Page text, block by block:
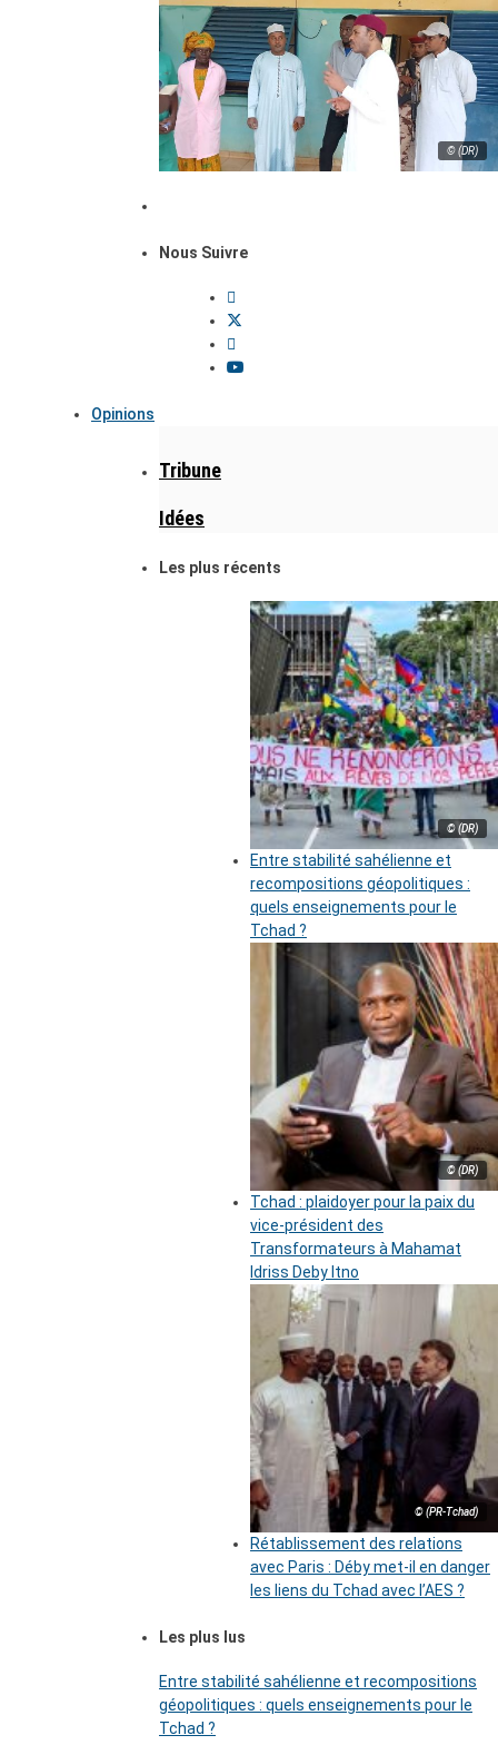
© (DR)
Nous Suivre
Opinions
Tribune
Idées
Les plus récents
© (DR)
Entre stabilité sahélienne et
recompositions géopolitiques :
quels enseignements pour le
Tchad ?
© (DR)
Tchad : plaidoyer pour la paix du
vice-président des
Transformateurs à Mahamat
Idriss Deby Itno
© (PR-Tchad)
Rétablissement des relations
avec Paris : Déby met-il en danger
les liens du Tchad avec l’AES ?
Les plus lus
Entre stabilité sahélienne et recompositions
géopolitiques : quels enseignements pour le
Tchad ?